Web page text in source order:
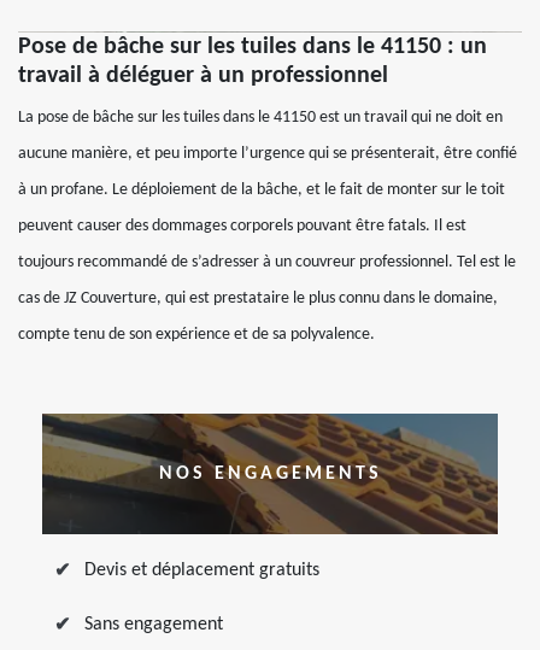
Pose de bâche sur les tuiles dans le 41150 : un
travail à déléguer à un professionnel
La pose de bâche sur les tuiles dans le 41150 est un travail qui ne doit en
aucune manière, et peu importe l’urgence qui se présenterait, être confié
à un profane. Le déploiement de la bâche, et le fait de monter sur le toit
peuvent causer des dommages corporels pouvant être fatals. Il est
toujours recommandé de s’adresser à un couvreur professionnel. Tel est le
cas de JZ Couverture, qui est prestataire le plus connu dans le domaine,
compte tenu de son expérience et de sa polyvalence.
NOS ENGAGEMENTS
Devis et déplacement gratuits
Sans engagement